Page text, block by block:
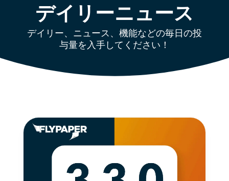
デイリーニュース
デイリー、ニュース、機能などの毎日の投
与量を入手してください！